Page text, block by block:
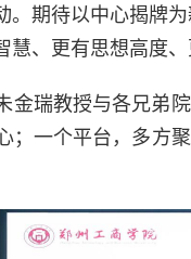
。期待以中心揭牌
、更有思想高度、
金瑞教授与各兄弟
；一个平台，多方